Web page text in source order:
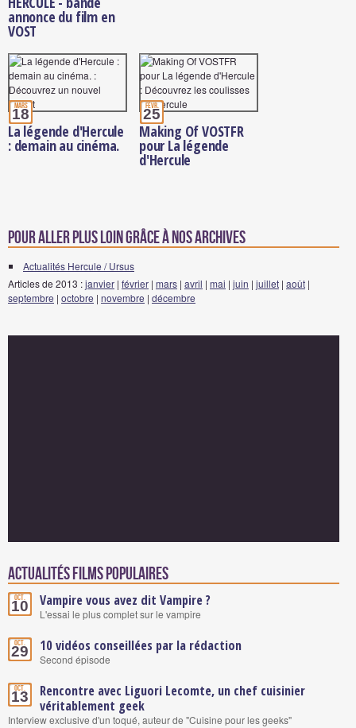
annonce du film en
VOST
mars
18
La légende d'Hercule
: demain au cinéma.
févr.
25
Making Of VOSTFR
pour La légende
d'Hercule
Pour aller plus loin grâce à nos archives
Actualités Hercule / Ursus
Articles de 2013 :janvier | février | mars | avril | mai | juin | juillet | août |
septembre | octobre | novembre | décembre
Actualités Films populaires
Oct.
10 Vampire vous avez dit Vampire ?
L'essai le plus complet sur le vampire
Oct.
29 10 vidéos conseillées par la rédaction
Second épisode
Oct.
13
Rencontre avec Liguori Lecomte, un chef cuisinier
véritablement geek
Interview exclusive d'un toqué, auteur de "Cuisine pour les geeks"